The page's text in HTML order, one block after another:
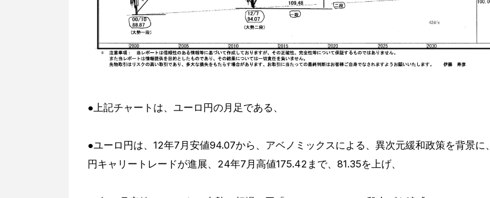
●上記チャートは、ユーロ円の月足である、
●ユーロ円は、12年7月安値94.07から、アベノミックスによる、異次元緩和政策を背景に、
円キャリートレードが進展、24年7月高値175.42まで、81.35を上げ、